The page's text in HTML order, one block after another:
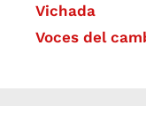
Vichada
Voces del